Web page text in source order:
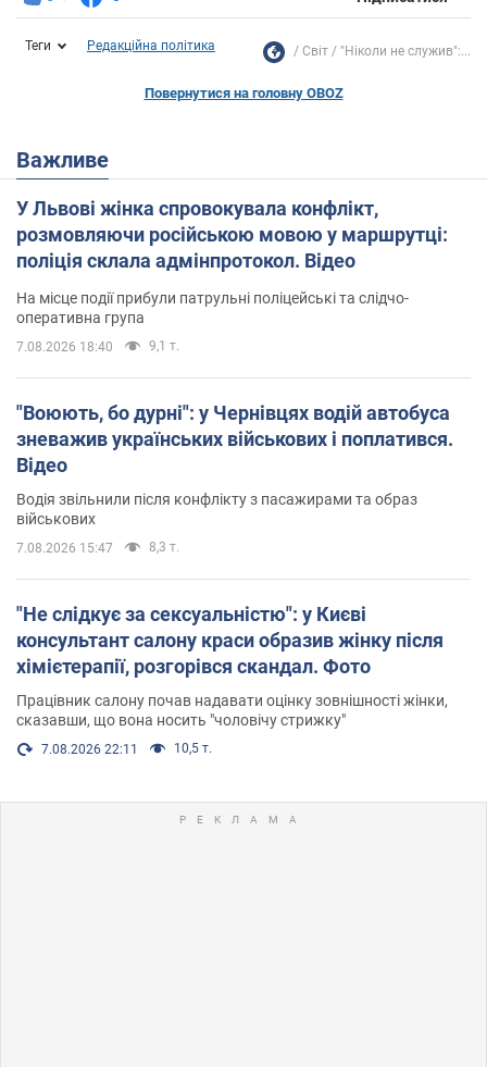
Теги Редакційна політика Світ "Ніколи не служив":...
Повернутися на головну OBOZ
Важливе
У Львові жінка спровокувала конфлікт,
розмовляючи російською мовою у маршрутці:
поліція склала адмінпротокол. Відео
На місце події прибули патрульні поліцейські та слідчо-
оперативна група
7.08.2026 18:40 9,1 т.
"Воюють, бо дурні": у Чернівцях водій автобуса
зневажив українських військових і поплатився.
Відео
Водія звільнили після конфлікту з пасажирами та образ
військових
7.08.2026 15:47 8,3 т.
"Не слідкує за сексуальністю": у Києві
консультант салону краси образив жінку після
хімієтерапії, розгорівся скандал. Фото
Працівник салону почав надавати оцінку зовнішності жінки,
сказавши, що вона носить "чоловічу стрижку"
7.08.2026 22:11 10,5 т.